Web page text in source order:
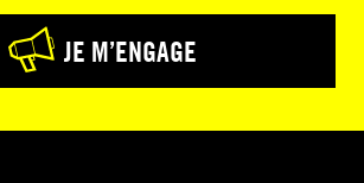
JE M’ENGAGE